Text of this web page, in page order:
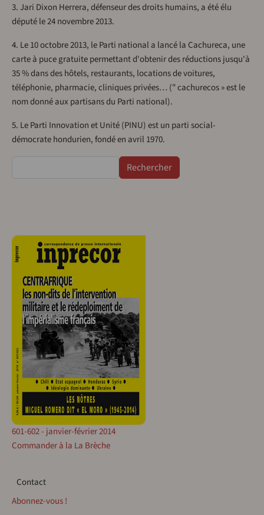
3. Jari Dixon Herrera, défenseur des droits humains, a été élu
député le 24 novembre 2013.
4. Le 10 octobre 2013, le Parti national a lancé la Cachureca, une
carte à puce gratuite permettant d'obtenir des réductions jusqu'à
35 % dans des hôtels, restaurants, locations de voitures,
téléphonie, pharmacie, cliniques privées… (" cachurecos » est le
nom donné aux partisans du Parti national).
5. Le Parti Innovation et Unité (PINU) est un parti social-
démocrate hondurien, fondé en avril 1970.
601-602 - janvier-février 2014
Commander à la La Brèche
Contact
Contact
Abonnez-vous !